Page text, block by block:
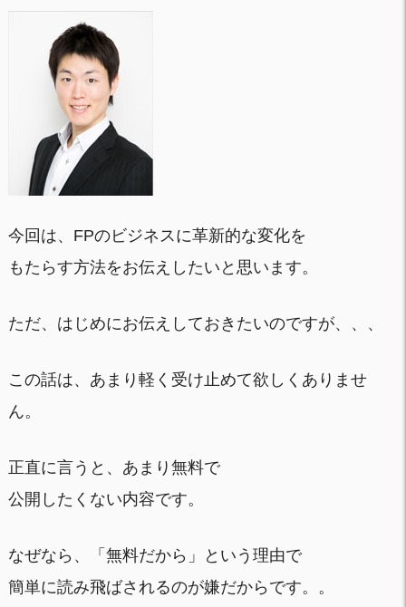
今回は、FPのビジネスに革新的な変化を
もたらす方法をお伝えしたいと思います。
ただ、はじめにお伝えしておきたいのですが、、、
この話は、あまり軽く受け止めて欲しくありませ
ん。
正直に言うと、あまり無料で
公開したくない内容です。
なぜなら、「無料だから」という理由で
簡単に読み飛ばされるのが嫌だからです。。